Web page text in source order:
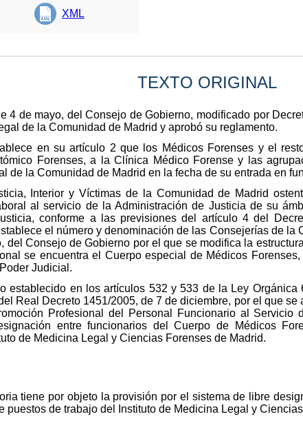
XML
TEXTO ORIGINAL
4 de mayo, del Consejo de Gobierno, modificado por
de la Comunidad de Madrid y aprobó su reglamento.
en su artículo 2 que los Médicos Forenses y el
Forenses, a la Clínica Médico Forense y las
de la Comunidad de Madrid en la fecha de su entrada en
Interior y Víctimas de la Comunidad de Madrid
al servicio de la Administración de Justicia de su
conforme a las previsiones del artículo 4 del
el número y denominación de las Consejerías de la
del Consejo de Gobierno por el que se modifica la
se encuentra el Cuerpo especial de Médicos
Judicial.
establecido en los artículos 532 y 533 de la Ley
Real Decreto 1451/2005, de 7 de diciembre, por el que
Profesional del Personal Funcionario al
entre funcionarios del Cuerpo de Médicos
de Medicina Legal y Ciencias Forenses de Madrid.
tiene por objeto la provisión por el sistema de libre
puestos de trabajo del Instituto de Medicina Legal y